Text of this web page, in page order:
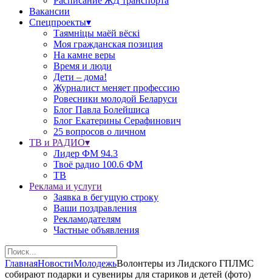
Вакансии
Спецпроекты▾
Таямніцы маёй вёскі
Моя гражданская позиция
На камне веры
Время и люди
Дети – дома!
Журналист меняет профессию
Ровесники молодой Беларуси
Блог Павла Болейшиса
Блог Екатерины Серафинович
25 вопросов о личном
ТВ и РАДИО▾
Лидер ФМ 94.3
Твоё радио 100.6 ФМ
ТВ
Реклама и услуги
Заявка в бегущую строку
Ваши поздравления
Рекламодателям
Частные объявления
ГлавнаяНовостиМолодежьВолонтеры из Лидского ГПЛМС
собирают подарки и сувениры для стариков и детей (фото)